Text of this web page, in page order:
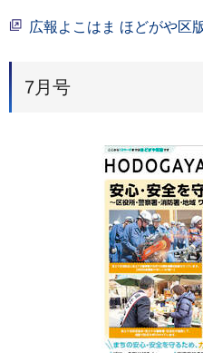
広報よこはま ほどがや区
7月号